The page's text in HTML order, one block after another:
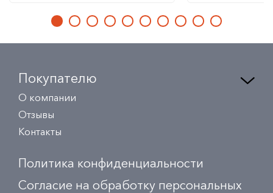
Покупателю
О компании
Отзывы
Контакты
Политика конфиденциальности
Согласие на обработку персональных